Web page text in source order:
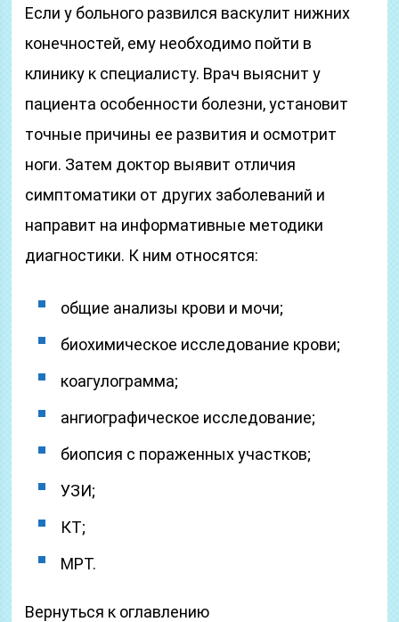
Если у больного развился васкулит нижних
конечностей, ему необходимо пойти в
клинику к специалисту. Врач выяснит у
пациента особенности болезни, установит
точные причины ее развития и осмотрит
ноги. Затем доктор выявит отличия
симптоматики от других заболеваний и
направит на информативные методики
диагностики. К ним относятся:
общие анализы крови и мочи;
биохимическое исследование крови;
коагулограмма;
ангиографическое исследование;
биопсия с пораженных участков;
УЗИ;
КТ;
МРТ.
Вернуться к оглавлению